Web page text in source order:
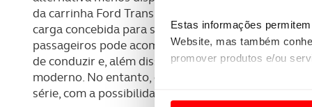
Estas informações
Website, mas também
promover produtos e/ou
da carrinha Ford Transit Custom. É o mesmo
carga concebida para ser prática e útil como
passageiros pode acomodar até nove lugares. A
de conduzir e, além disso, este automóvel tem uma
moderno. No entanto, obtém uma
série, com a possibilidade de 4 estrelas ao atualizar